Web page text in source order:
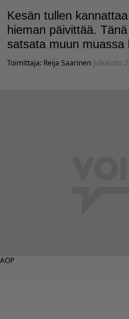
Kesän tullen
hieman päivittää.
satsata muun muassa
Toimittaja: Reija Saarinen Julkaistu:
AOP